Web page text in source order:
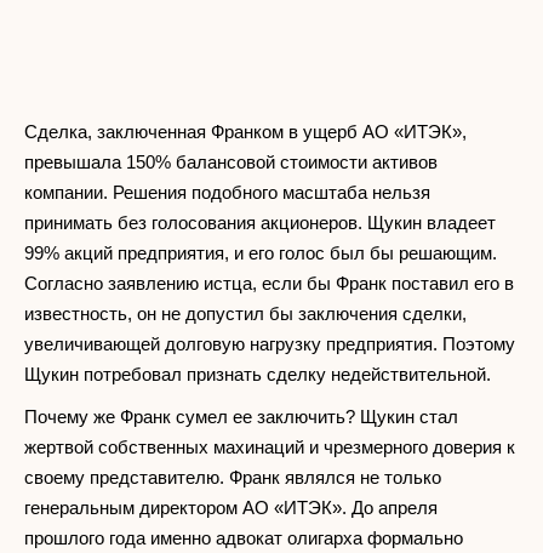
Сделка, заключенная Франком в ущерб АО «ИТЭК»,
превышала 150% балансовой стоимости активов
компании. Решения подобного масштаба нельзя
принимать без голосования акционеров. Щукин владеет
99% акций предприятия, и его голос был бы решающим.
Согласно заявлению истца, если бы Франк поставил его в
известность, он не допустил бы заключения сделки,
увеличивающей долговую нагрузку предприятия. Поэтому
Щукин потребовал признать сделку недействительной.
Почему же Франк сумел ее заключить? Щукин стал
жертвой собственных махинаций и чрезмерного доверия к
своему представителю. Франк являлся не только
генеральным директором АО «ИТЭК». До апреля
прошлого года именно адвокат олигарха формально